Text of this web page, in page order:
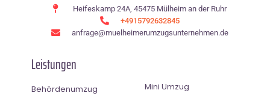
Heifeskamp 24A, 45475 Mülheim an der Ruhr
+4915792632845
anfrage@muelheimerumzugsunternehmen.de
Leistungen
Behördenumzug
Mini Umzug